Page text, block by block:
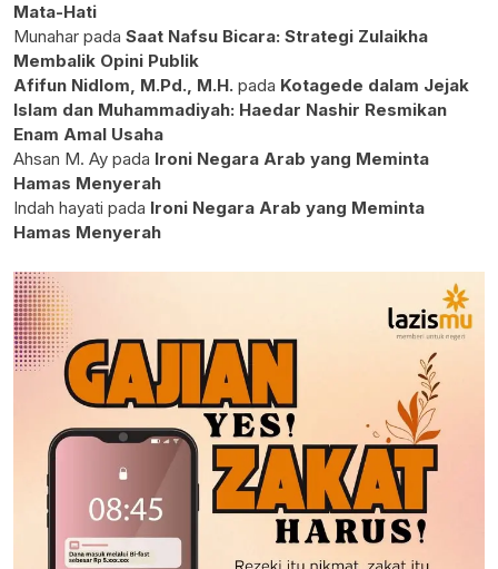
Mata-Hati
Munahar pada Saat Nafsu Bicara: Strategi Zulaikha
Membalik Opini Publik
Afifun Nidlom, M.Pd., M.H. pada Kotagede dalam Jejak
Islam dan Muhammadiyah: Haedar Nashir Resmikan
Enam Amal Usaha
Ahsan M. Ay pada Ironi Negara Arab yang Meminta
Hamas Menyerah
Indah hayati pada Ironi Negara Arab yang Meminta
Hamas Menyerah